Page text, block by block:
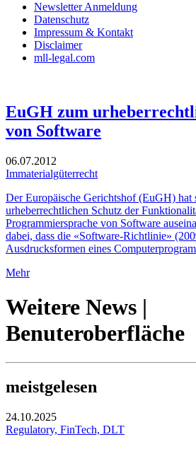
Newsletter Anmeldung
Datenschutz
Impressum & Kontakt
Disclaimer
mll-legal.com
EuGH zum
von Software
06.07.2012
Immaterialgüterrecht
Der Europäische Gerichtshof (EuGH)
urheberrechtlichen Schutz der
Programmiersprache von Software
dabei, dass die «Software-Richtlinie»
Ausdrucksformen eines
Mehr
Weitere News |
Benuteroberfläche
meistgelesen
24.10.2025
Regulatory, FinTech, DLT